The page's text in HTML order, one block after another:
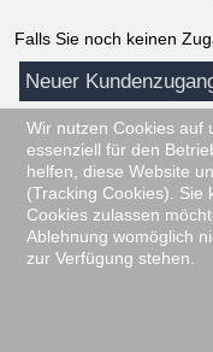
Falls Sie noch keinen
Zurück zur Startseite:
Abbrechen
Wir nutzen Cookies auf
essenziell für den
helfen, diese Website
(Tracking Cookies). Sie
Cookies zulassen
Ablehnung womöglich
zur Verfügung stehen.